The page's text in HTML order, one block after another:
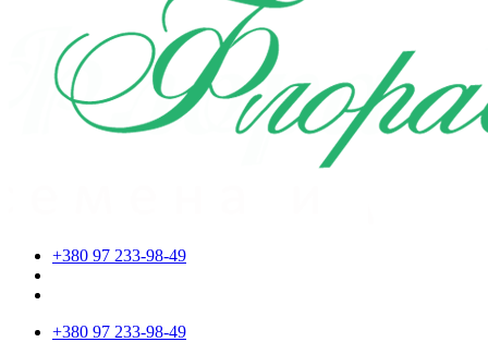
+380 97 233-98-49
+380 97 233-98-49